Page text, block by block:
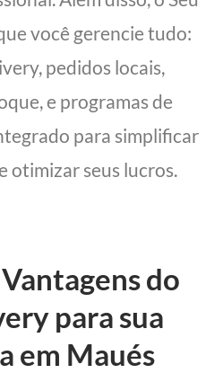
você gerencie tudo:
pedidos locais,
e programas de
para simplificar
otimizar seus lucros.
do
para sua
em Maués